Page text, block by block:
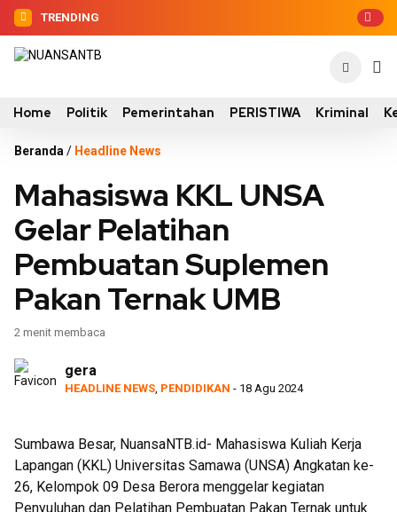
TRENDING
Home Politik Pemerintahan PERISTIWA Kriminal
Beranda / Headline News
Mahasiswa KKL UNSA
Gelar Pelatihan
Pembuatan Suplemen
Pakan Ternak UMB
2 menit membaca
gera
HEADLINE NEWS PENDIDIKAN - 18 Agu 2024
Sumbawa Besar, NuansaNTB.id- Mahasiswa Kuliah Kerja
Lapangan (KKL) Universitas Samawa (UNSA) Angkatan ke-
26, Kelompok 09 Desa Berora menggelar kegiatan
Penyuluhan dan Pelatihan Pembuatan Pakan Ternak untuk